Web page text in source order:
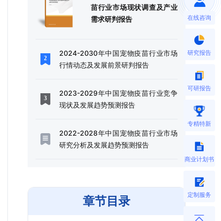
苗行业市场现状调查及产业
需求研判报告
2024-2030年中国宠物疫苗行业市场
行情动态及发展前景研判报告
2023-2029年中国宠物疫苗行业竞争
现状及发展趋势预测报告
2022-2028年中国宠物疫苗行业市场
研究分析及发展趋势预测报告
章节目录
在线咨询
研究报告
可研报告
专精特新
商业计划书
定制服务